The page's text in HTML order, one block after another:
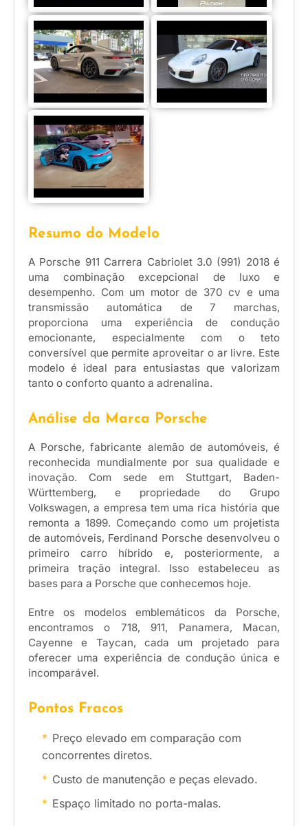
Resumo do Modelo
A Porsche 911 Carrera Cabriolet 3.0 (991) 2018 é
uma combinação excepcional de luxo e
desempenho. Com um motor de 370 cv e uma
transmissão automática de 7 marchas,
proporciona uma experiência de condução
emocionante, especialmente com o teto
conversível que permite aproveitar o ar livre. Este
modelo é ideal para entusiastas que valorizam
tanto o conforto quanto a adrenalina.
Análise da Marca Porsche
A Porsche, fabricante alemão de automóveis, é
reconhecida mundialmente por sua qualidade e
inovação. Com sede em Stuttgart, Baden-
Württemberg, e propriedade do Grupo
Volkswagen, a empresa tem uma rica história que
remonta a 1899. Começando como um projetista
de automóveis, Ferdinand Porsche desenvolveu o
primeiro carro híbrido e, posteriormente, a
primeira tração integral. Isso estabeleceu as
bases para a Porsche que conhecemos hoje.
Entre os modelos emblemáticos da Porsche,
encontramos o 718, 911, Panamera, Macan,
Cayenne e Taycan, cada um projetado para
oferecer uma experiência de condução única e
incomparável.
Pontos Fracos
Preço elevado em comparação com
concorrentes diretos.
Custo de manutenção e peças elevado.
Espaço limitado no porta-malas.